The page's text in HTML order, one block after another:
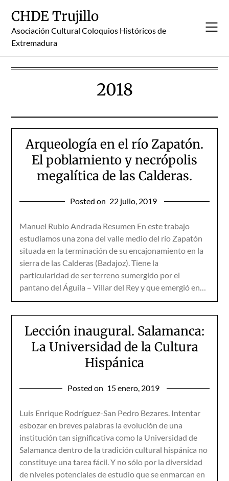
content
CHDE Trujillo
Asociación Cultural Coloquios Históricos de
Extremadura
2018
Arqueología en el río Zapatón.
El poblamiento y necrópolis
megalítica de las Calderas.
Posted on 22 julio, 2019
Manuel Rubio Andrada Resumen En este trabajo
estudiamos una zona del valle medio del río Zapatón
situada en la terminación de su encajonamiento en la
sierra de las Calderas (Badajoz). Tiene la
particularidad de ser terreno sumergido por el
pantano del Águila – Villar del Rey y que emergió en…
Lección inaugural. Salamanca:
La Universidad de la Cultura
Hispánica
Posted on 15 enero, 2019
Luis Enrique Rodríguez-San Pedro Bezares. Intentar
esbozar en breves palabras la evolución de una
institución tan significativa como la Universidad de
Salamanca dentro de la tradición cultural hispánica no
constituye una tarea fácil. Y no sólo por la diversidad
de niveles potenciales de estudio que se enmarcan en